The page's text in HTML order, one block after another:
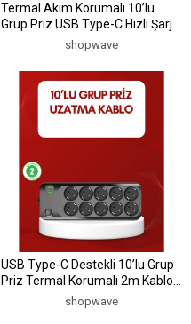
Termal Akım Korumalı 10’lu
Grup Priz USB Type-C Hızlı Şarj
2500W 2m Kabloshopwave
USB Type-C Destekli 10’lu Grup
Priz Termal Korumalı 2m Kablo
shopwave